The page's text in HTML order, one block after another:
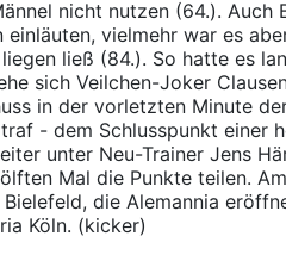
nicht nutzen (64.).
einläuten, vielmehr war es
ließ (84.). So hatte es
sich Veilchen-Joker
in der vorletzten Minute
- dem Schlusspunkt einer
unter Neu-Trainer Jens
Mal die Punkte teilen.
die Alemannia
Köln. (kicker)